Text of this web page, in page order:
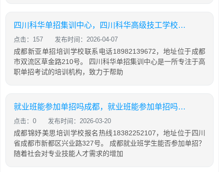
四川科华单招集训中心，四川科华高级技工学校官网
点击：157 发布时间：2026-04-07
成都新亚单招培训学校联系电话18982139672，地址位于成都
市双流区草金路210号。 四川科华单招集训中心是一所专注于高
职单招考试的培训机构，致力于帮助
就业班能参加单招吗成都，就业班能参加单招吗成都市
点击：0 发布时间：2026-03-20
成都锦妤美思培训学校报名热线18382252107，地址位于四川
省成都市新都区兴业路327号。 成都就业班学生能否参加单招？
随着社会对专业技能人才需求的增加